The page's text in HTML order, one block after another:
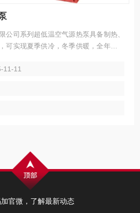
公司系列超低温空气源热泵具备制热、
可实现夏季供冷，冬季供暖，全年度提
热水要求。
11-11
官微，了解最新动态